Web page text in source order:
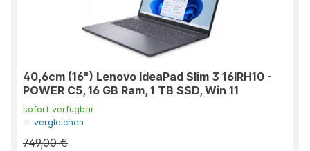
40,6cm (16") Lenovo IdeaPad Slim 3 16IRH10 -
POWER C5, 16 GB Ram, 1 TB SSD, Win 11
sofort verfügbar
vergleichen
749,00 €